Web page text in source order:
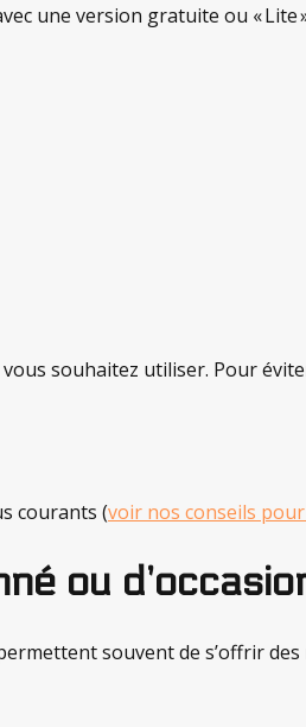
une version gratuite ou « Lite
souhaitez utiliser. Pour
courants (voir nos conseils
ou
souvent de s’offrir